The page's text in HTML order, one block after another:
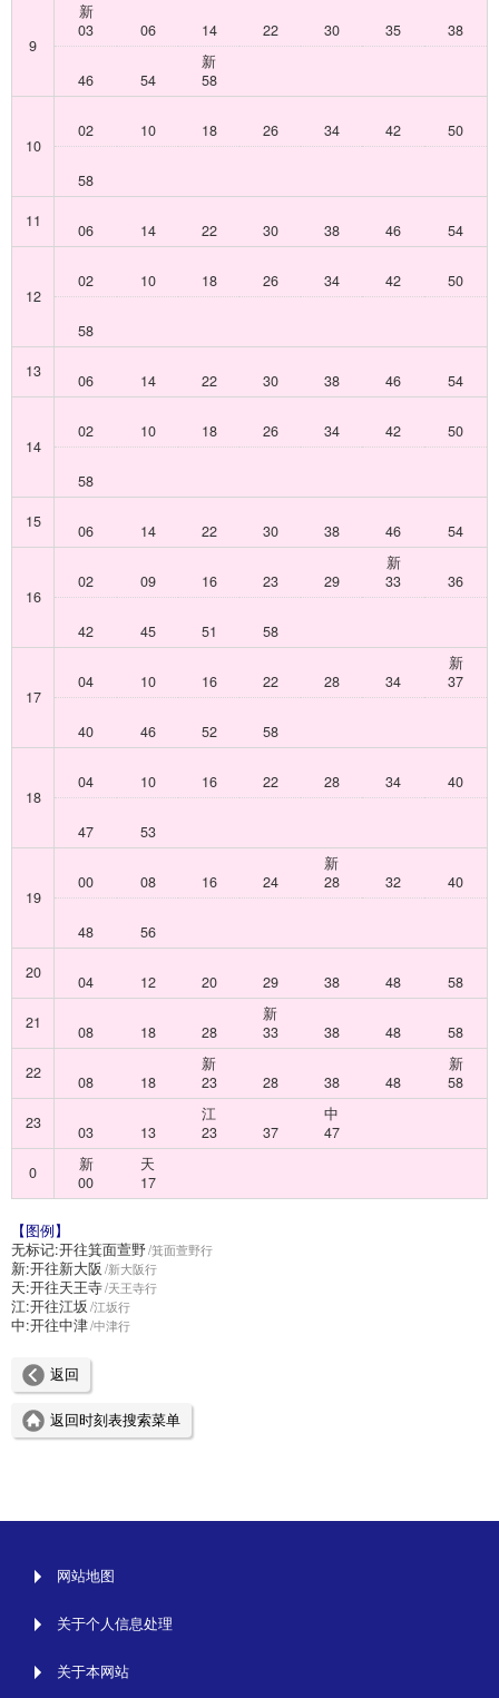
9
新
03
06 14 22 30 35 38
46 54
新
58
10
02 10 18 26 34 42 50
58
11
06 14 22 30 38 46 54
12
02 10 18 26 34 42 50
58
13
06 14 22 30 38 46 54
14
02 10 18 26 34 42 50
58
15
06 14 22 30 38 46 54
16
02 09 16 23 29
新
33
36
42 45 51 58
17
04 10 16 22 28 34
新
37
40 46 52 58
18
04 10 16 22 28 34 40
47 53
19
00 08 16 24
新
28
32 40
48
56
20
04 12 20 29 38 48
58
21
08 18 28
新
33
38 48
58
22
08 18
新
23
28 38 48
新
58
23
03 13
江
23
37
中
47
0
新
00
天
17
【图例】
无标记:开往箕面萱野 箕面萱野行
新:开往新大阪 新大阪行
天:开往天王寺 天王寺行
江:开往江坂 江坂行
中:开往中津 中津行
返回
返回时刻表搜索菜单
网站地图
关于个人信息处理
关于本网站